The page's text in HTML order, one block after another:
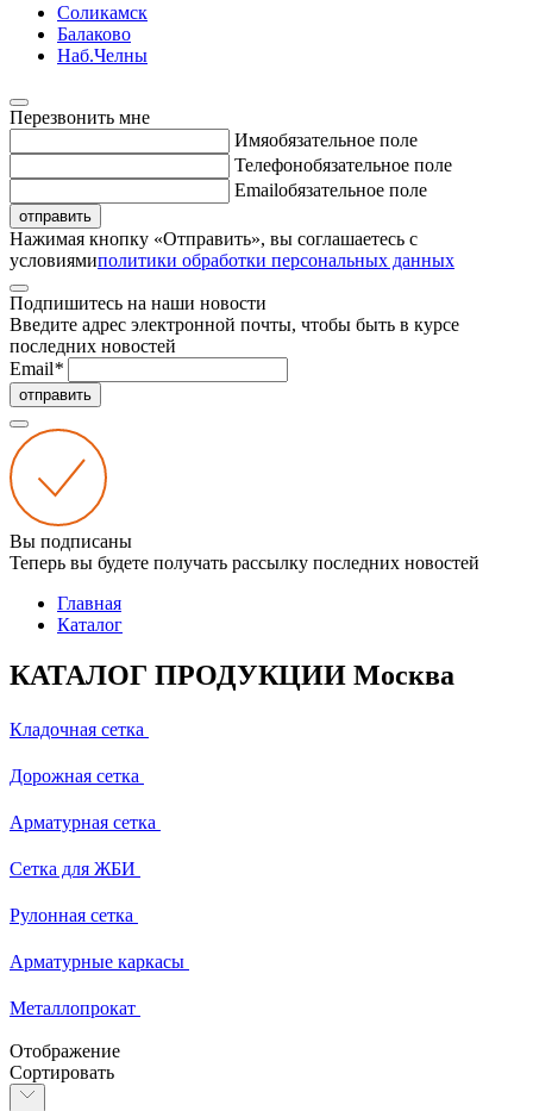
Соликамск
Балаково
Наб.Челны
Перезвонить мне
Имяобязательное поле
Телефонобязательное поле
Emailобязательное поле
отправить
Нажимая кнопку «Отправить», вы соглашаетесь с
условиямиполитики обработки персональных данных
Подпишитесь на наши новости
Введите адрес электронной почты, чтобы быть в курсе
последних новостей
Email*
отправить
Вы подписаны
Теперь вы будете получать рассылку последних новостей
Главная
Каталог
КАТАЛОГ ПРОДУКЦИИ Москва
Кладочная сетка
Дорожная сетка
Арматурная сетка
Сетка для ЖБИ
Рулонная сетка
Арматурные каркасы
Металлопрокат
Отображение
Сортировать